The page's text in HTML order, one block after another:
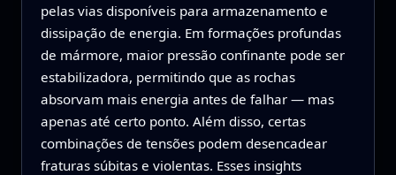
pelas vias disponíveis para armazenamento e
dissipação de energia. Em formações profundas
de mármore, maior pressão confinante pode ser
estabilizadora, permitindo que as rochas
absorvam mais energia antes de falhar — mas
apenas até certo ponto. Além disso, certas
combinações de tensões podem desencadear
fraturas súbitas e violentas. Esses insights